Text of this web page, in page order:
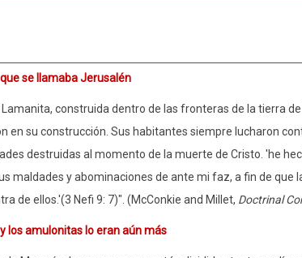
se llamaba Jerusalén
construida dentro de las fronteras de la tierra
en su construcción. Sus habitantes siempre lucharon
destruidas al momento de la muerte de Cristo. 'he
maldades y abominaciones de ante mi faz, a fin de que
de ellos.'(3 Nefi 9: 7)". (McConkie and Millet, Doctrinal
los amulonitas lo eran aún más